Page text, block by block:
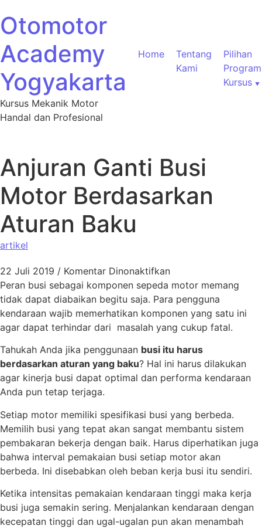
Otomotor
Academy
Yogyakarta
Kursus Mekanik Motor
Handal dan Profesional
Home
Tentang
Kami
Pilihan
Program
Kursus
Anjuran Ganti Busi
Motor Berdasarkan
Aturan Baku
artikel
22 Juli 2019 / Komentar Dinonaktifkan
Peran busi sebagai komponen sepeda motor memang
tidak dapat diabaikan begitu saja. Para pengguna
kendaraan wajib memerhatikan komponen yang satu ini
agar dapat terhindar dari masalah yang cukup fatal.
Tahukah Anda jika penggunaan busi itu harus
berdasarkan aturan yang baku? Hal ini harus dilakukan
agar kinerja busi dapat optimal dan performa kendaraan
Anda pun tetap terjaga.
Setiap motor memiliki spesifikasi busi yang berbeda.
Memilih busi yang tepat akan sangat membantu sistem
pembakaran bekerja dengan baik. Harus diperhatikan juga
bahwa interval pemakaian busi setiap motor akan
berbeda. Ini disebabkan oleh beban kerja busi itu sendiri.
Ketika intensitas pemakaian kendaraan tinggi maka kerja
busi juga semakin sering. Menjalankan kendaraan dengan
kecepatan tinggi dan ugal-ugalan pun akan menambah